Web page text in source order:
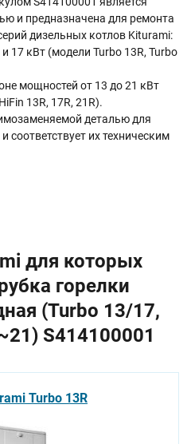
и предназначена для ремонта
дизельных котлов Kiturami:
17 кВт (модели Turbo 13R, Turbo
мощностей от 13 до 21 кВт
13R, 17R, 21R).
деталью для
их техническим
для которых
горелки
(Turbo 13/17,
S414100001
Turbo 13R